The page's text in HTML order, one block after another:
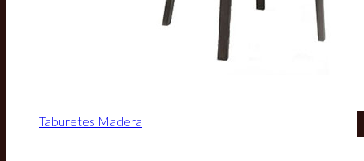
Taburetes Madera